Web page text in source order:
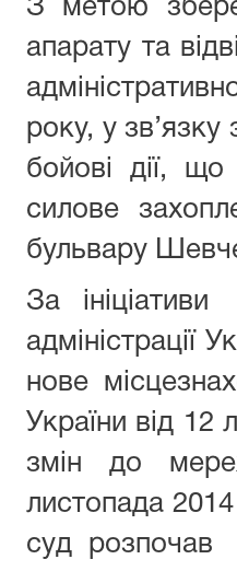
З метою
апарату та
року, у
бойові дії,
силове
бульвару
За
адміністрації
нове
України від
змін до
листопада
суд